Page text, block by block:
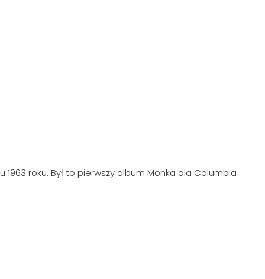
roku. Był to pierwszy album Monka dla Columbia